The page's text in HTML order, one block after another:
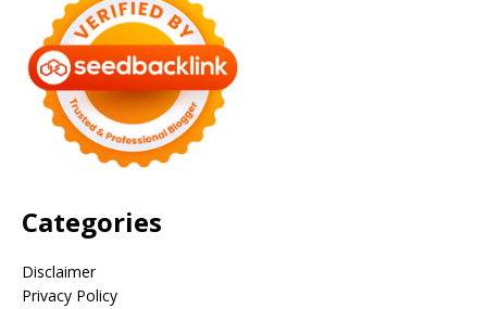
Categories
Disclaimer
Privacy Policy